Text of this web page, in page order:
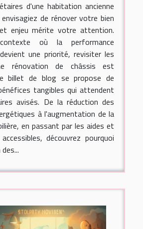
d'une habitation ancienne
de rénover votre bien
enjeu mérite votre attention.
où la performance
une priorité, revisiter les
rénovation de châssis est
billet de blog se propose de
tangibles qui attendent
avisés. De la réduction des
à l'augmentation de la
en passant par les aides et
découvrez pourquoi